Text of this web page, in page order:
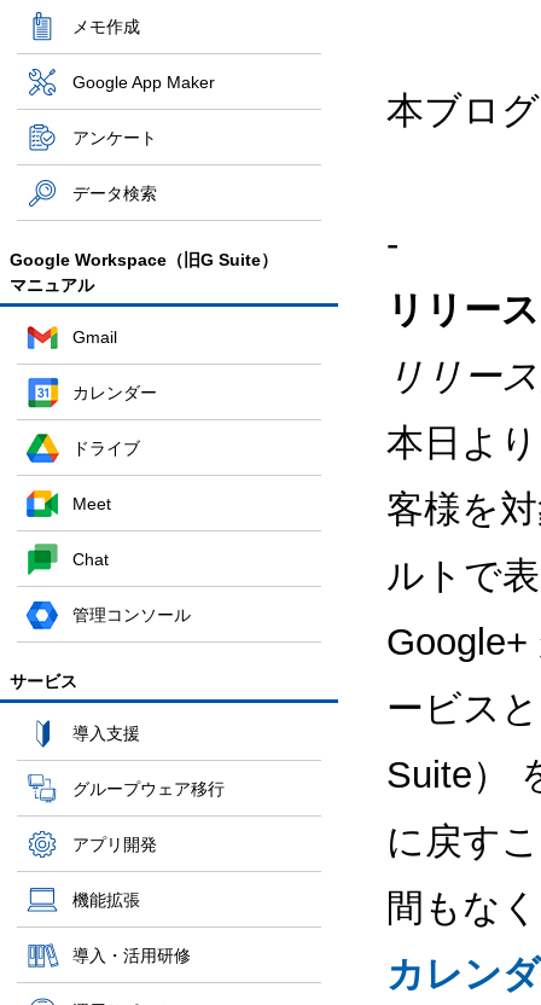
メモ作成
Google App Maker
アンケート
データ検索
Google Workspace（旧G Suite）
マニュアル
Gmail
カレンダー
ドライブ
Meet
Chat
管理コンソール
サービス
導入支援
グループウェア移行
アプリ開発
機能拡張
導入・活用研修
本ブロ
-
リリー
リリー
本日よ
客様を
ルトで
ービス
Suite）
に戻す
間もな
カレン